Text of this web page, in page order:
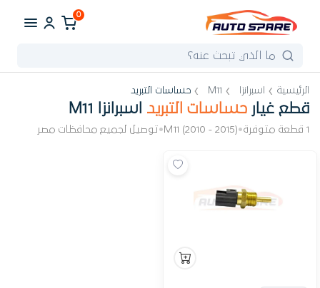
0
الرئيسية اسبرانزا M11 حساسات التبريد
قطع غيار حساسات التبريد اسبرانزا M11
1 قطعة متوفرة •
M11 (2010 - 2015)
•توصيل لجميع محافظات مصر